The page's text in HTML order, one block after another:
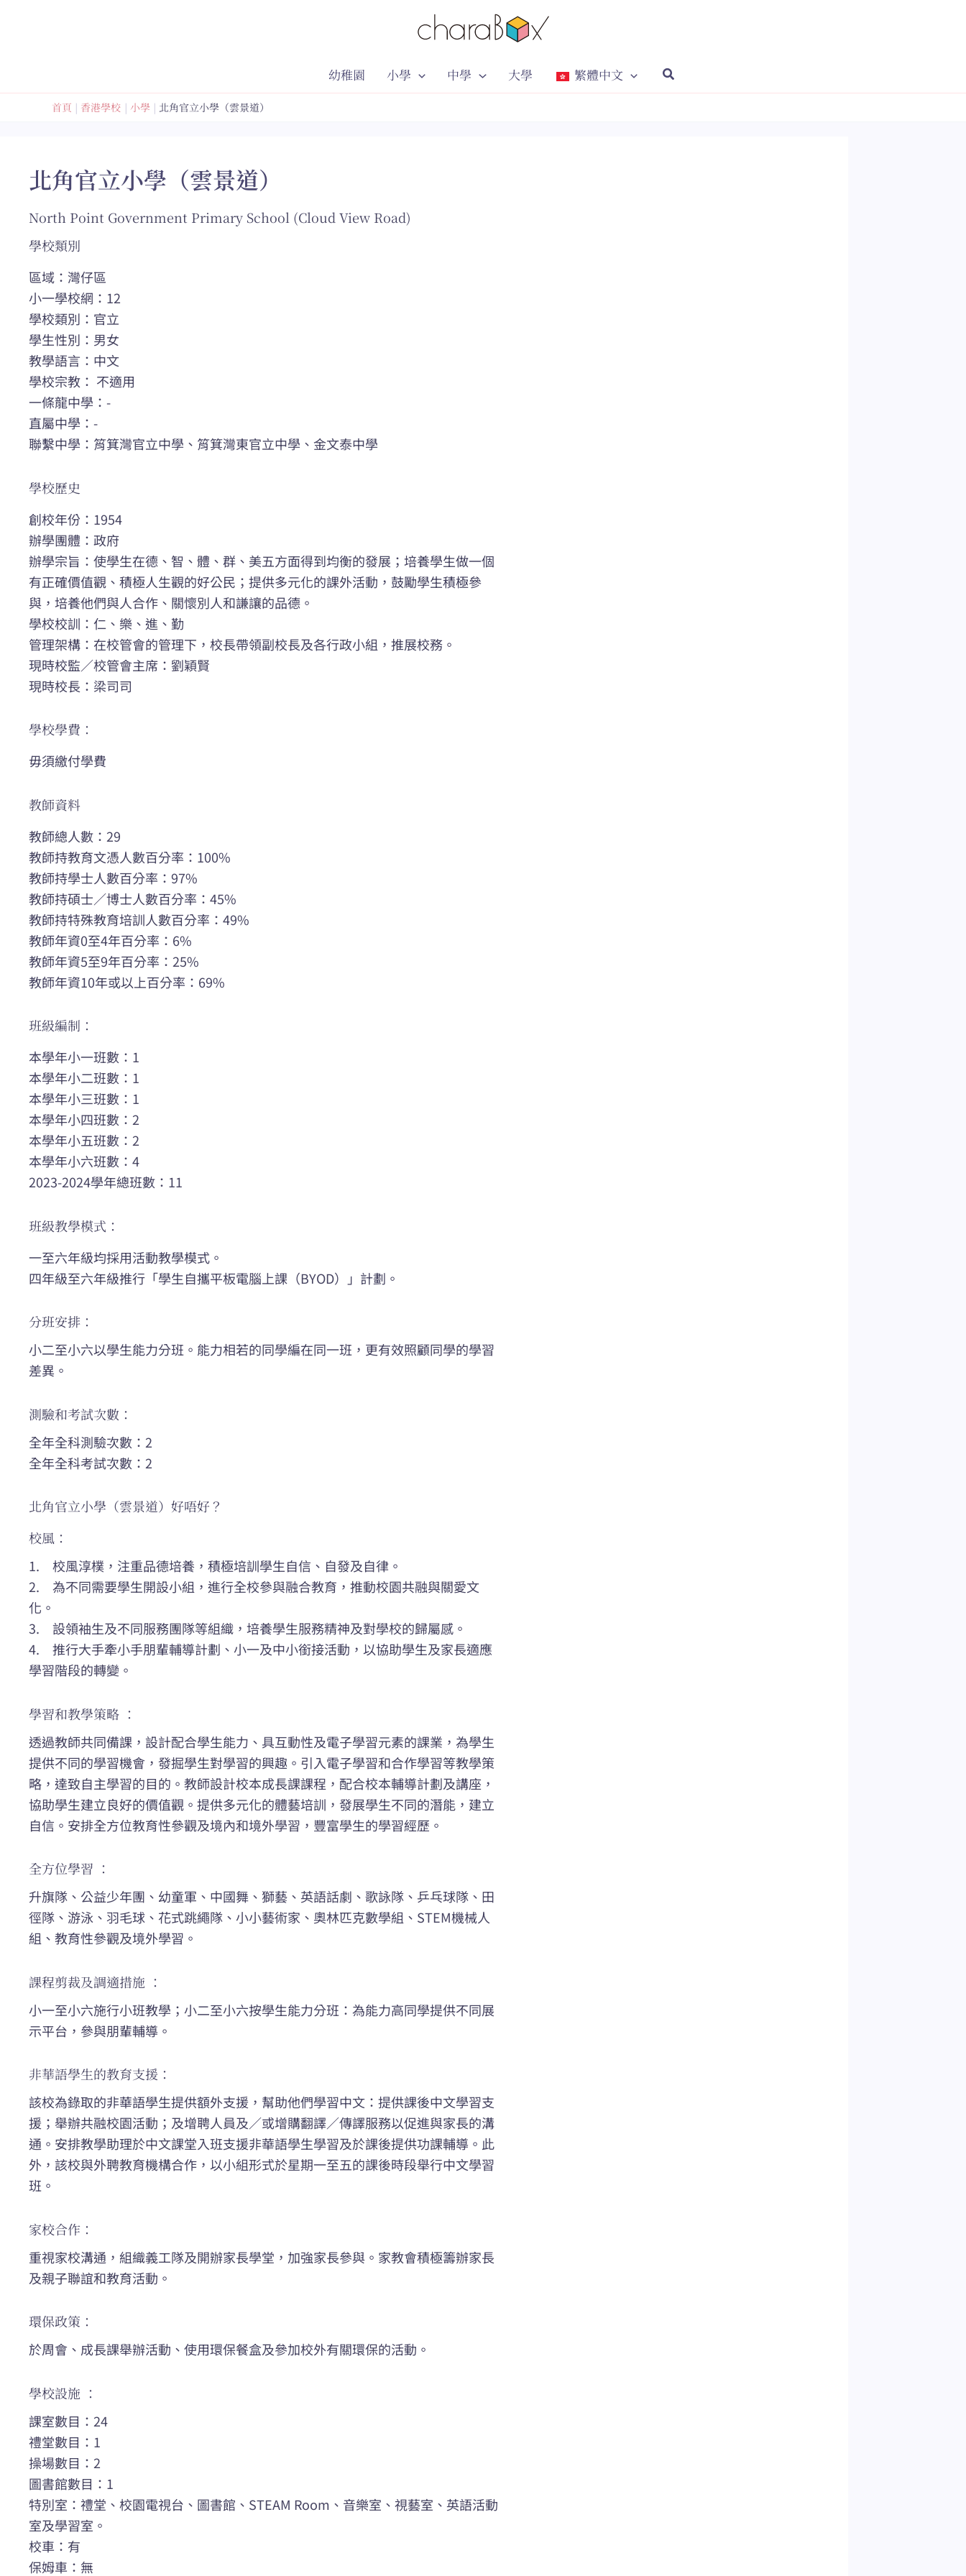
幼稚園 小學 中學 大學 繁體中文
首頁 香港學校 小學 北角官立小學（雲景道）
北角官立小學（雲景道）
North Point Government Primary School (Cloud View Road)
學校類別
區域：灣仔區
小一學校網：12
學校類別：官立
學生性別：男女
教學語言：中文
學校宗教： 不適用
一條龍中學：-
直屬中學：-
聯繫中學：筲箕灣官立中學、筲箕灣東官立中學、金文泰中學
學校歷史
創校年份：1954
辦學團體：政府
辦學宗旨：使學生在德、智、體、群、美五方面得到均衡的發展；培養學生做一個
有正確價值觀、積極人生觀的好公民；提供多元化的課外活動，鼓勵學生積極參
與，培養他們與人合作、關懷別人和謙讓的品德。
學校校訓：仁、樂、進、勤
管理架構：在校管會的管理下，校長帶領副校長及各行政小組，推展校務。
現時校監／校管會主席：劉穎賢
現時校長：梁司司
學校學費：
毋須繳付學費
教師資料
教師總人數：29
教師持教育文憑人數百分率：100%
教師持學士人數百分率：97%
教師持碩士／博士人數百分率：45%
教師持特殊教育培訓人數百分率：49%
教師年資0至4年百分率：6%
教師年資5至9年百分率：25%
教師年資10年或以上百分率：69%
班級編制：
本學年小一班數：1
本學年小二班數：1
本學年小三班數：1
本學年小四班數：2
本學年小五班數：2
本學年小六班數：4
2023-2024學年總班數：11
班級教學模式：
一至六年級均採用活動教學模式。
四年級至六年級推行「學生自攜平板電腦上課（BYOD）」計劃。
分班安排：
小二至小六以學生能力分班。能力相若的同學編在同一班，更有效照顧同學的學習
差異。
測驗和考試次數：
全年全科測驗次數：2
全年全科考試次數：2
北角官立小學（雲景道）好唔好？
校風：
1. 校風淳樸，注重品德培養，積極培訓學生自信、自發及自律。
2. 為不同需要學生開設小組，進行全校參與融合教育，推動校園共融與關愛文
化。
3. 設領袖生及不同服務團隊等組織，培養學生服務精神及對學校的歸屬感。
4. 推行大手牽小手朋輩輔導計劃、小一及中小銜接活動，以協助學生及家長適應
學習階段的轉變。
學習和教學策略 ：
透過教師共同備課，設計配合學生能力、具互動性及電子學習元素的課業，為學生
提供不同的學習機會，發掘學生對學習的興趣。引入電子學習和合作學習等教學策
略，達致自主學習的目的。教師設計校本成長課課程，配合校本輔導計劃及講座，
協助學生建立良好的價值觀。提供多元化的體藝培訓，發展學生不同的潛能，建立
自信。安排全方位教育性參觀及境內和境外學習，豐富學生的學習經歷。
全方位學習 ：
升旗隊、公益少年團、幼童軍、中國舞、獅藝、英語話劇、歌詠隊、乒乓球隊、田
徑隊、游泳、羽毛球、花式跳繩隊、小小藝術家、奧林匹克數學組、STEM機械人
組、教育性參觀及境外學習。
課程剪裁及調適措施 ：
小一至小六施行小班教學；小二至小六按學生能力分班：為能力高同學提供不同展
示平台，參與朋輩輔導。
非華語學生的教育支援：
該校為錄取的非華語學生提供額外支援，幫助他們學習中文：提供課後中文學習支
援；舉辦共融校園活動；及增聘人員及／或增購翻譯／傳譯服務以促進與家長的溝
通。安排教學助理於中文課堂入班支援非華語學生學習及於課後提供功課輔導。此
外，該校與外聘教育機構合作，以小組形式於星期一至五的課後時段舉行中文學習
班。
家校合作：
重視家校溝通，組織義工隊及開辦家長學堂，加強家長參與。家教會積極籌辦家長
及親子聯誼和教育活動。
環保政策：
於周會、成長課舉辦活動、使用環保餐盒及參加校外有關環保的活動。
學校設施 ：
課室數目：24
禮堂數目：1
操場數目：2
圖書館數目：1
特別室：禮堂、校園電視台、圖書館、STEAM Room、音樂室、視藝室、英語活動
室及學習室。
校車：有
保姆車：無